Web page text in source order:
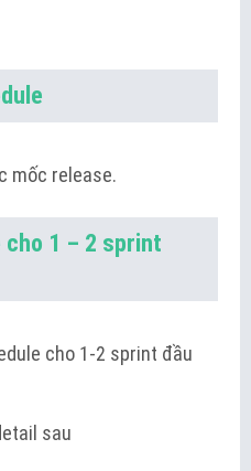
mốc release.
cho 1 – 2 sprint
cho 1-2 sprint đầu
sau